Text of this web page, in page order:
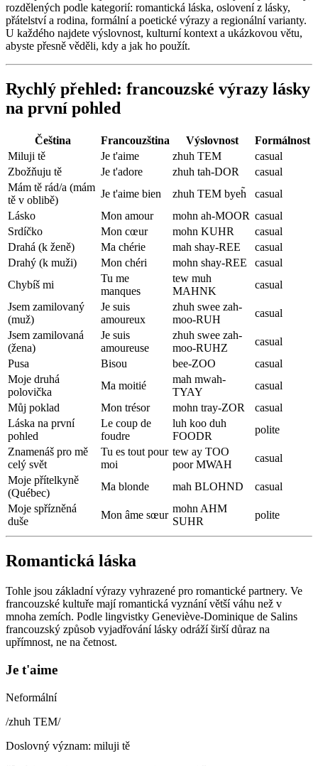
rozdělených podle kategorií: romantická láska, oslovení z lásky,
přátelství a rodina, formální a poetické výrazy a regionální varianty.
U každého najdete výslovnost, kulturní kontext a ukázkovou větu,
abyste přesně věděli, kdy a jak ho použít.
Rychlý přehled: francouzské výrazy lásky
na první pohled
Čeština Francouzština Výslovnost
Formálnost
Miluji tě
Je t'aime zhuh TEM
casual
Zbožňuju tě
Je t'adore zhuh tah-DOR
casual
Mám tě rád/a (mám
tě v oblibě)
Je t'aime bien zhuh TEM byeh̃
casual
Lásko
Mon amour mohn ah-MOOR casual
Srdíčko
Mon cœur mohn KUHR
casual
Drahá (k ženě)
Ma chérie mah shay-REE
casual
Drahý (k muži)
Mon chéri mohn shay-REE
casual
Chybíš mi
Tu me
manques
tew muh
MAHNK
casual
Jsem zamilovaný
(muž)
Je suis
amoureux
zhuh swee zah-
moo-RUH
casual
Jsem zamilovaná
(žena)
Je suis
amoureuse
zhuh swee zah-
moo-RUHZ
casual
Pusa
Bisou bee-ZOO
casual
Moje druhá
polovička
Ma moitié
mah mwah-
TYAY
casual
Můj poklad
Mon trésor mohn tray-ZOR
casual
Láska na první
pohled
Le coup de
foudre
luh koo duh
FOODR
polite
Znamenáš pro mě
celý svět
Tu es tout pour
moi
tew ay TOO
poor MWAH
casual
Moje přítelkyně
(Québec)
Ma blonde mah BLOHND
casual
Moje spřízněná
duše
Mon âme sœur
mohn AHM
SUHR
polite
Romantická láska
Tohle jsou základní výrazy vyhrazené pro romantické partnery. Ve
francouzské kultuře mají romantická vyznání větší váhu než v
mnoha zemích. Podle lingvistky Geneviève-Dominique de Salins
francouzský způsob vyjadřování lásky odráží širší důraz na
upřímnost, ne na četnost.
Je t'aime
Neformální
/zhuh TEM/
Doslovný význam: miluji tě